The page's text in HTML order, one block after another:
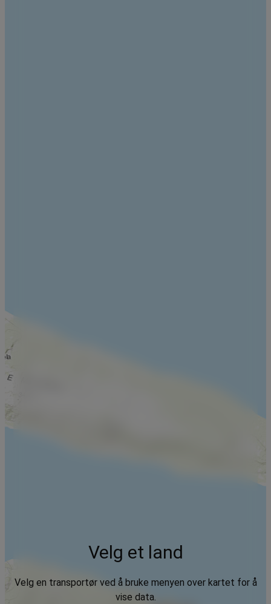
Velg et land
Velg en transportør ved å bruke menyen over kartet for å
vise data.